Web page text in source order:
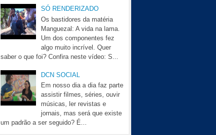
SÓ RENDERIZADO
Os bastidores da matéria
Manguezal: A vida na lama.
Um dos componentes fez
algo muito incrível. Quer
saber o que foi? Confira neste vídeo: S...
DCN SOCIAL
Em nosso dia a dia faz parte
assistir filmes, séries, ouvir
músicas, ler revistas e
jornais, mas será que existe
um padrão a ser seguido? É...